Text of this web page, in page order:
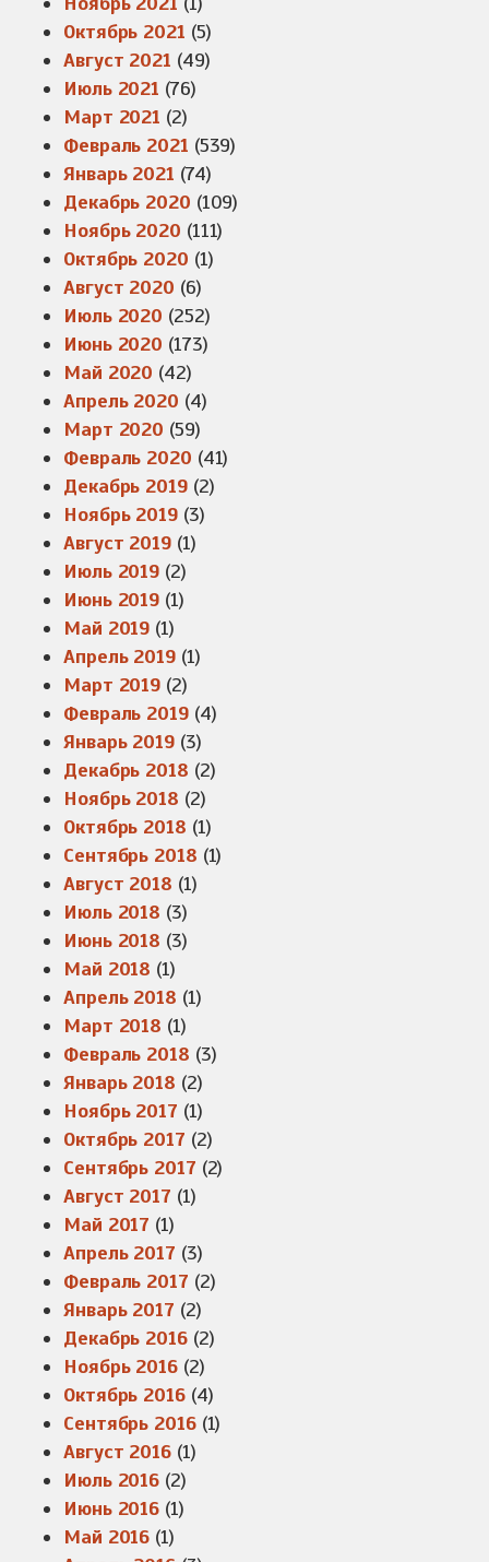
Октябрь 2021 (5)
Август 2021 (49)
Июль 2021 (76)
Март 2021 (2)
Февраль 2021 (539)
Январь 2021 (74)
Декабрь 2020 (109)
Ноябрь 2020 (111)
Октябрь 2020 (1)
Август 2020 (6)
Июль 2020 (252)
Июнь 2020 (173)
Май 2020 (42)
Апрель 2020 (4)
Март 2020 (59)
Февраль 2020 (41)
Декабрь 2019(2)
Ноябрь 2019(3)
Август 2019(1)
Июль 2019 (2)
Июнь 2019 (1)
Май 2019 (1)
Апрель 2019(1)
Март 2019 (2)
Февраль 2019(4)
Январь 2019(3)
Декабрь 2018 (2)
Ноябрь 2018 (2)
Октябрь 2018 (1)
Сентябрь 2018 (1)
Август 2018 (1)
Июль 2018 (3)
Июнь 2018 (3)
Май 2018 (1)
Апрель 2018 (1)
Март 2018 (1)
Февраль 2018 (3)
Январь 2018 (2)
Ноябрь 2017 (1)
Октябрь 2017 (2)
Сентябрь 2017 (2)
Август 2017 (1)
Май 2017 (1)
Апрель 2017 (3)
Февраль 2017 (2)
Январь 2017 (2)
Декабрь 2016(2)
Ноябрь 2016(2)
Октябрь 2016(4)
Сентябрь 2016(1)
Август 2016(1)
Июль 2016 (2)
Июнь 2016 (1)
Май 2016 (1)